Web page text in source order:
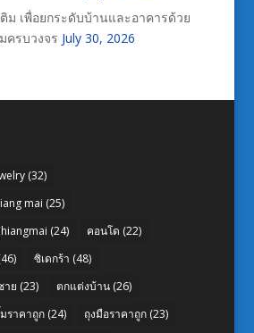
ม เพื่อยกระดับบ้านและอาคารด้วย
ครบวงจร July 30, 2026
(32)
mai (25)
(24) คอนโด (22)
ซิเดกร้า (48)
าย (23) ตกแต่งบ้าน(26)
ราคาถูก(24) ถุงมือราคาถูก(23)